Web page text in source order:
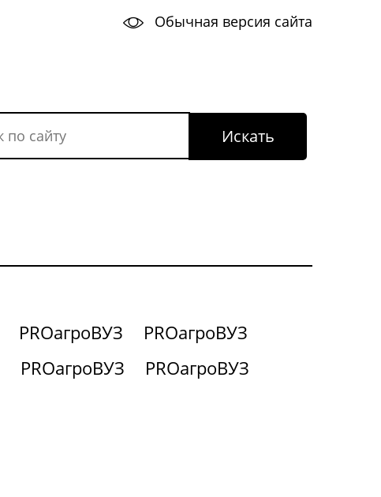
Обычная версия сайта
PROагроВУЗ
PROагроВУЗ
PROагроВУЗ
PROагроВУЗ